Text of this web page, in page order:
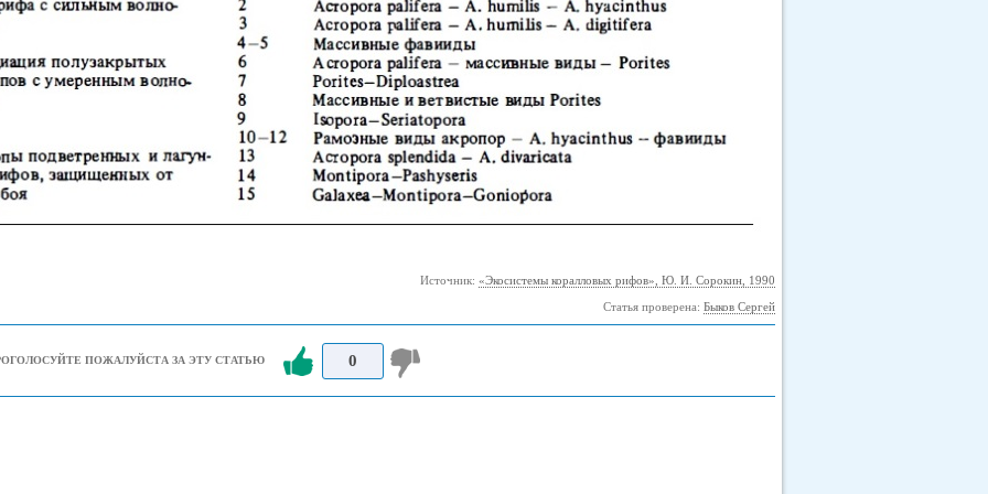
Источник: «Экосистемы коралловых рифов», Ю. И. Сорокин, 1990
Статья проверена: Быков Сергей
ПОЖАЛУЙСТА ЗА ЭТУ СТАТЬЮ 0